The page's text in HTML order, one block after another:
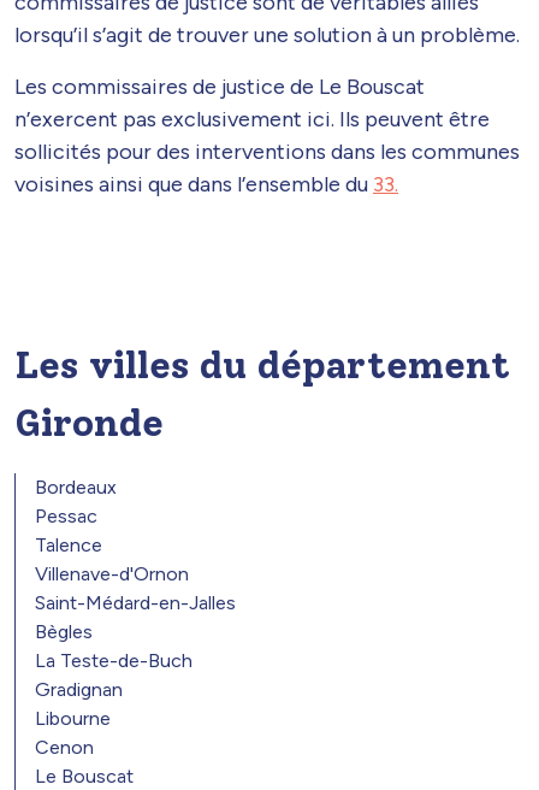
lorsqu’il s’agit de trouver une solution à un problème.
Les commissaires de justice de Le Bouscat
n’exercent pas exclusivement ici. Ils peuvent être
sollicités pour des interventions dans les communes
voisines ainsi que dans l’ensemble du 33.
Les villes du département
Gironde
Bordeaux
Pessac
Talence
Villenave-d'Ornon
Saint-Médard-en-Jalles
Bègles
La Teste-de-Buch
Gradignan
Libourne
Cenon
Le Bouscat